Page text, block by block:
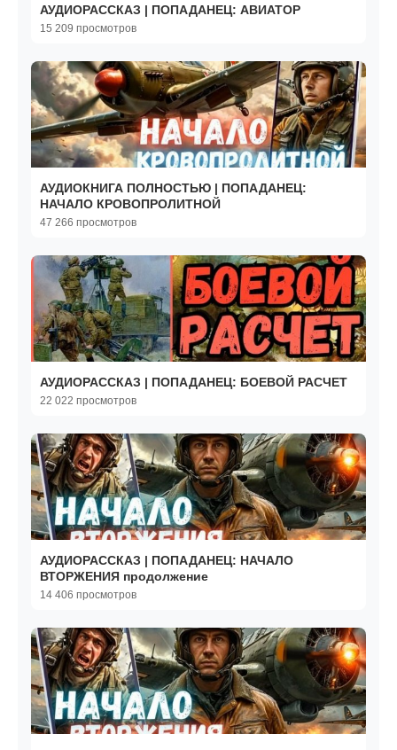
АУДИОРАССКАЗ | ПОПАДАНЕЦ: АВИАТОР
15 209 просмотров
АУДИОКНИГА ПОЛНОСТЬЮ | ПОПАДАНЕЦ:
НАЧАЛО КРОВОПРОЛИТНОЙ
47 266 просмотров
АУДИОРАССКАЗ | ПОПАДАНЕЦ: БОЕВОЙ РАСЧЕТ
22 022 просмотров
АУДИОРАССКАЗ | ПОПАДАНЕЦ: НАЧАЛО
ВТОРЖЕНИЯ продолжение
14 406 просмотров